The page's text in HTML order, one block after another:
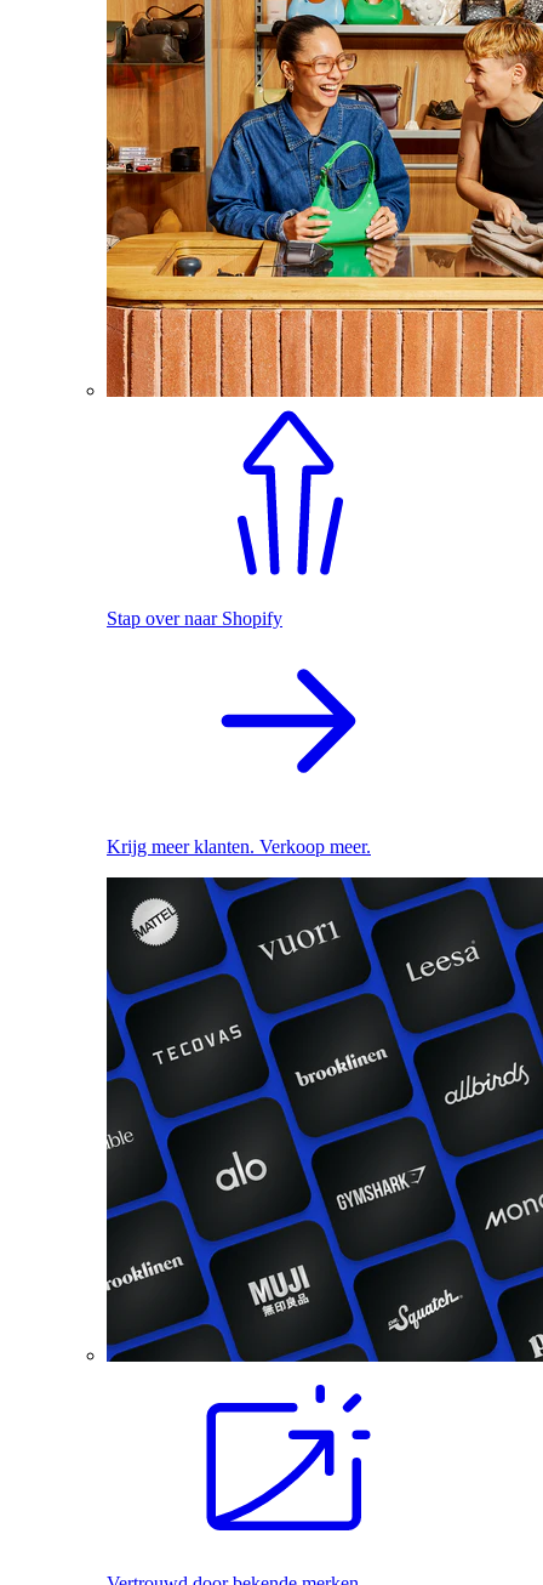
Stap over naar Shopify
Krijg meer klanten. Verkoop meer.